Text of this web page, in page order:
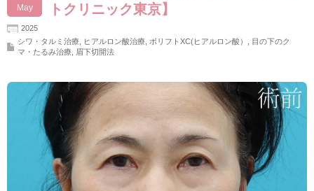
May
トクリニック東京】
2025
シワ・タルミ治療
ヒアルロン酸治療 ボリフトXC(ヒアルロン酸）
目の下のク
マ・たるみ治療
眉下切開法